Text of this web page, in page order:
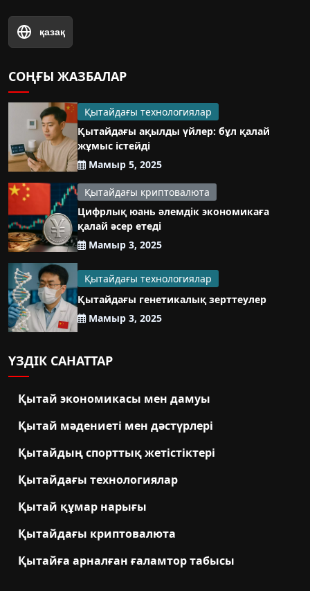
қазақ
СОҢҒЫ ЖАЗБАЛАР
Қытайдағы технологиялар
Қытайдағы ақылды үйлер: бұл қалай
жұмыс істейді
Мамыр 5, 2025
Қытайдағы криптовалюта
Цифрлық юань әлемдік экономикаға
қалай әсер етеді
Мамыр 3, 2025
Қытайдағы технологиялар
Қытайдағы генетикалық зерттеулер
Мамыр 3, 2025
ҮЗДІК САНАТТАР
Қытай экономикасы мен дамуы
Қытай мәдениеті мен дәстүрлері
Қытайдың спорттық жетістіктері
Қытайдағы технологиялар
Қытай құмар нарығы
Қытайдағы криптовалюта
Қытайға арналған ғаламтор табысы